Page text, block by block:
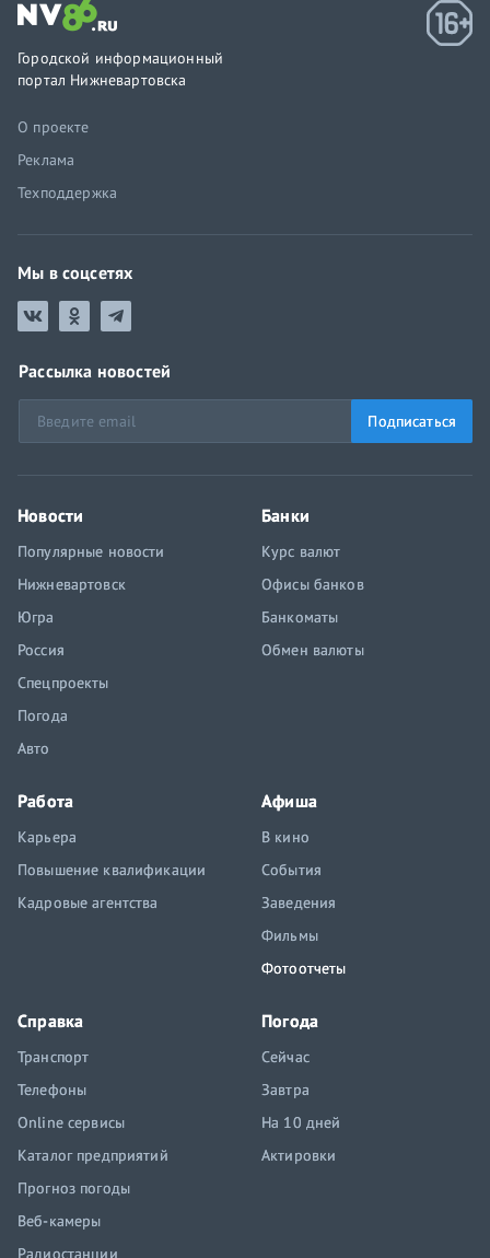
Городской информационный
портал Нижневартовска
О проекте
Реклама
Техподдержка
Мы в соцсетях
Рассылка новостей
Подписаться
Новости
Популярные новости
Нижневартовск
Югра
Россия
Спецпроекты
Погода
Авто
Банки
Курс валют
Офисы банков
Банкоматы
Обмен валюты
Работа
Карьера
Повышение квалификации
Кадровые агентства
Афиша
В кино
События
Заведения
Фильмы
Фотоотчеты
Справка
Транспорт
Телефоны
Online сервисы
Каталог предприятий
Прогноз погоды
Веб-камеры
Радиостанции
Погода
Сейчас
Завтра
На 10 дней
Актировки